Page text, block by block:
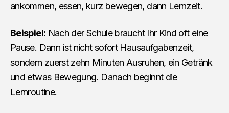
ankommen, essen, kurz bewegen, dann Lernzeit.
Beispiel: Nach der Schule braucht Ihr Kind oft eine
Pause. Dann ist nicht sofort Hausaufgabenzeit,
sondern zuerst zehn Minuten Ausruhen, ein Getränk
und etwas Bewegung. Danach beginnt die
Lernroutine.